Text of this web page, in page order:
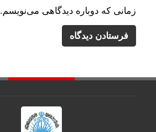
زمانی که دوباره دیدگاهی می‌نویسم.